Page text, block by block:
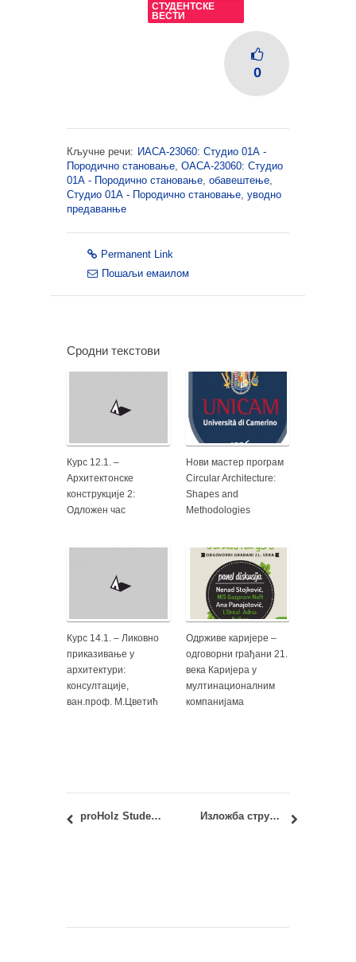
СТУДЕНТСКЕ
ВЕСТИ
0
Кључне речи: ИАСА-23060: Студио 01А -
Породично становање, ОАСА-23060: Студио
01А - Породично становање, обавештење,
Студио 01А - Породично становање, уводно
предаванње
Permanent Link
Пошаљи емаилом
Сродни текстови
Курс 12.1. –
Архитектонске
конструкције 2:
Одложен час
Нови мастер програм
Circular Architecture:
Shapes and
Methodologies
Курс 14.1. – Ликовно
приказивање у
архитектури:
консултације,
ван.проф. М.Цветић
Одрживе каријере –
одговорни грађани 21.
века Каријера у
мултинационалним
компанијама
proHolz Student Trophy 2020 Изложба стручно-уметничких остварења: Весна Цагић Милошевић, дипл.инж.арх